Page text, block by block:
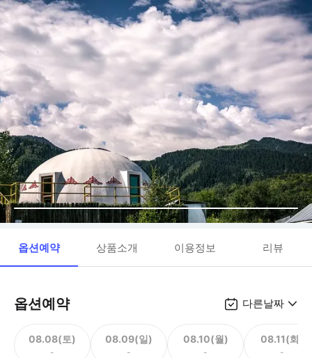
옵션예약 상품소개 이용정보 리뷰
옵션예약 다른날짜
08.08(토)
-
08.09(일)
-
08.10(월)
-
08.11(화)
-